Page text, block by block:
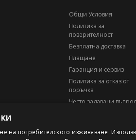
Общи Условия
Политика за
поверителност
Безплатна доставка
Плащане
Гаранция и сервиз
Политика за отказ от
поръчка
Често задавани
на потребителското изживяване.